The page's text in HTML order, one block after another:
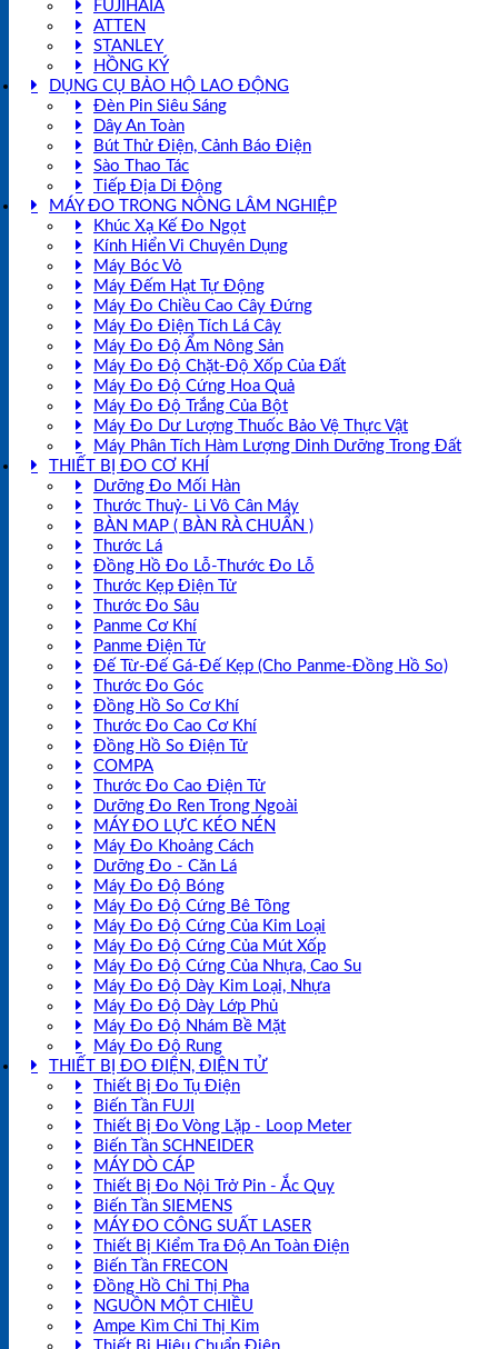
FUJIHAIA
ATTEN
STANLEY
HỒNG KÝ
DỤNG CỤ BẢO HỘ LAO ĐỘNG
Đèn Pin Siêu Sáng
Dây An Toàn
Bút Thử Điện, Cảnh Báo Điện
Sào Thao Tác
Tiếp Địa Di Động
MÁY ĐO TRONG NÔNG LÂM NGHIỆP
Khúc Xạ Kế Đo Ngọt
Kính Hiển Vi Chuyên Dụng
Máy Bóc Vỏ
Máy Đếm Hạt Tự Động
Máy Đo Chiều Cao Cây Đứng
Máy Đo Điện Tích Lá Cây
Máy Đo Độ Ẩm Nông Sản
Máy Đo Độ Chặt-Độ Xốp Của Đất
Máy Đo Độ Cứng Hoa Quả
Máy Đo Độ Trắng Của Bột
Máy Đo Dư Lượng Thuốc Bảo Vệ Thực Vật
Máy Phân Tích Hàm Lượng Dinh Dưỡng Trong Đất
THIẾT BỊ ĐO CƠ KHÍ
Dưỡng Đo Mối Hàn
Thước Thuỷ- Li Vô Cân Máy
BÀN MAP ( BÀN RÀ CHUẨN )
Thước Lá
Đồng Hồ Đo Lỗ-Thước Đo Lỗ
Thước Kẹp Điện Tử
Thước Đo Sâu
Panme Cơ Khí
Panme Điện Tử
Đế Từ-Đế Gá-Đế Kẹp (Cho Panme-Đồng Hồ So)
Thước Đo Góc
Đồng Hồ So Cơ Khí
Thước Đo Cao Cơ Khí
Đồng Hồ So Điện Tử
COMPA
Thước Đo Cao Điện Tử
Dưỡng Đo Ren Trong Ngoài
MÁY ĐO LỰC KÉO NÉN
Máy Đo Khoảng Cách
Dưỡng Đo - Căn Lá
Máy Đo Độ Bóng
Máy Đo Độ Cứng Bê Tông
Máy Đo Độ Cứng Của Kim Loại
Máy Đo Độ Cứng Của Mút Xốp
Máy Đo Độ Cứng Của Nhựa, Cao Su
Máy Đo Độ Dày Kim Loại, Nhựa
Máy Đo Độ Dày Lớp Phủ
Máy Đo Độ Nhám Bề Mặt
Máy Đo Độ Rung
THIẾT BỊ ĐO ĐIỆN, ĐIỆN TỬ
Thiết Bị Đo Tụ Điện
Biến Tần FUJI
Thiết Bị Đo Vòng Lặp - Loop Meter
Biến Tần SCHNEIDER
MÁY DÒ CÁP
Thiết Bị Đo Nội Trở Pin - Ắc Quy
Biến Tần SIEMENS
MÁY ĐO CÔNG SUẤT LASER
Thiết Bị Kiểm Tra Độ An Toàn Điện
Biến Tần FRECON
Đồng Hồ Chỉ Thị Pha
NGUỒN MỘT CHIỀU
Ampe Kìm Chỉ Thị Kim